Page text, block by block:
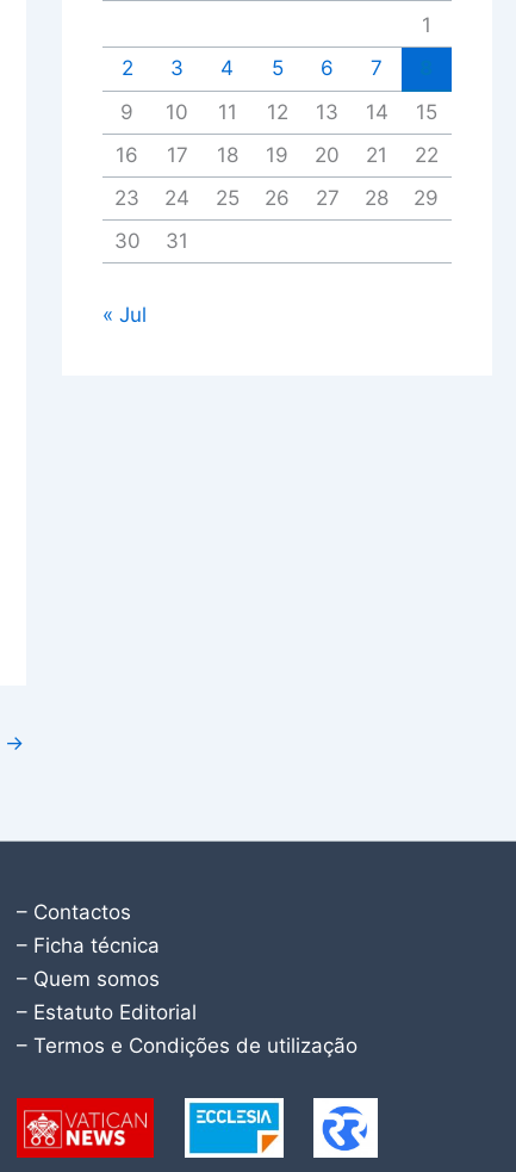
→
1
2
3 4 5 6 7
9
10 11 12 13 14
15
16
17 18 19 20 21
22
23
24 25 26 27 28
29
30
31
« Jul
– Contactos
– Ficha técnica
– Quem somos
– Estatuto Editorial
– Termos e Condições de utilização